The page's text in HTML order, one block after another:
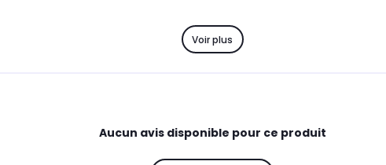
Voir plus
Aucun avis disponible pour ce produit